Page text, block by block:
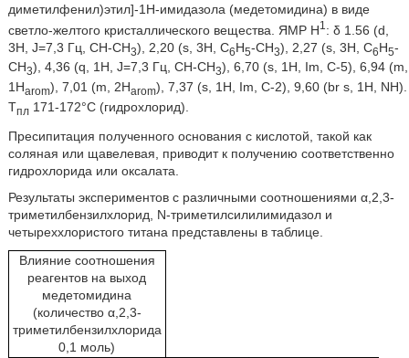
диметилфенил)этил]-1H-имидазола (медетомидина) в виде
светло-желтого кристаллического вещества. ЯМР Н1 : δ 1.56 (d,
3H, J=7,3 Гц, СН-CH3), 2,20 (s, 3H, C6H5-CH3), 2,27 (s, 3H, C6H5-
CH3), 4,36 (q, 1H, J=7,3 Гц, СН-CH3), 6,70 (s, 1H, Im, C-5), 6,94 (m,
1Harom), 7,01 (m, 2Harom), 7,37 (s, 1H, Im, C-2), 9,60 (br s, 1H, NH).
Тпл171-172°С (гидрохлорид).
Пресипитация полученного основания с кислотой, такой как
соляная или щавелевая, приводит к получению соответственно
гидрохлорида или оксалата.
Результаты экспериментов с различными соотношениями α,2,3-
триметилбензилхлорид, N-триметилсилилимидазол и
четыреххлористого титана представлены в таблице.
Влияние соотношения
реагентов на выход
медетомидина
(количество α,2,3-
триметилбензилхлорида
0,1 моль)